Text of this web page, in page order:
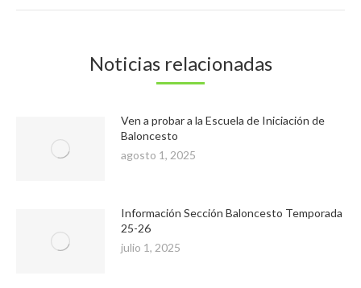
Noticias relacionadas
Ven a probar a la Escuela de Iniciación de
Baloncesto
agosto 1, 2025
Información Sección Baloncesto Temporada
25-26
julio 1, 2025